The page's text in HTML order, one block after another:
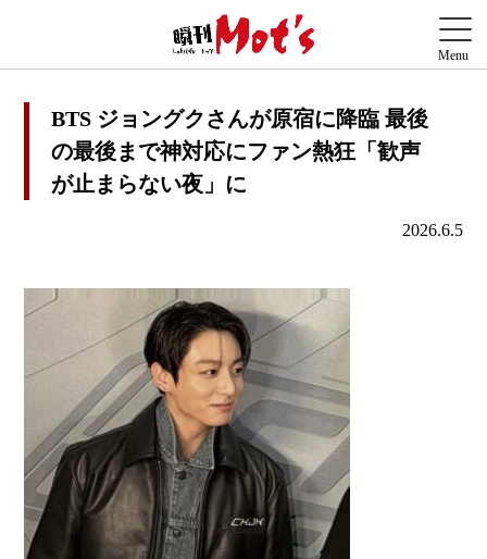
BTS ジョングクさんが原宿に降臨 最後
の最後まで神対応にファン熱狂「歓声
が止まらない夜」に
2026.6.5